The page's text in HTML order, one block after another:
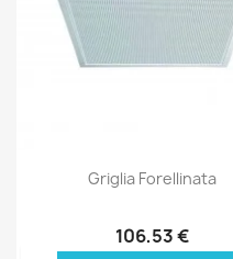
Anteprima
Griglia Forellinata
106,53 €